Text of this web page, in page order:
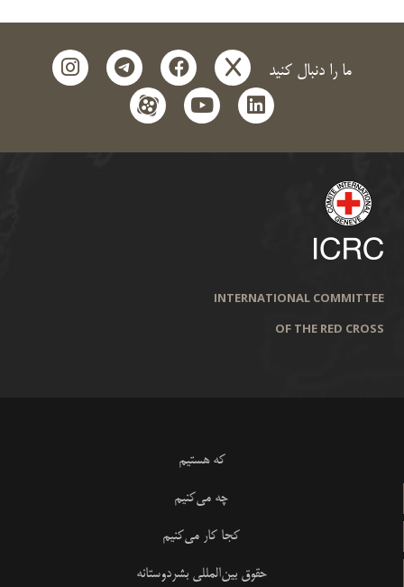
ما را دنبال کنید x
facebook
telegram
instagram
linkedin
youtube
aparat
INTERNATIONAL COMMITTEE
OF THE RED CROSS
که هستیم
چه می‌کنیم
کجا کار می‌کنیم
حقوق بین‌المللی بشردوستانه